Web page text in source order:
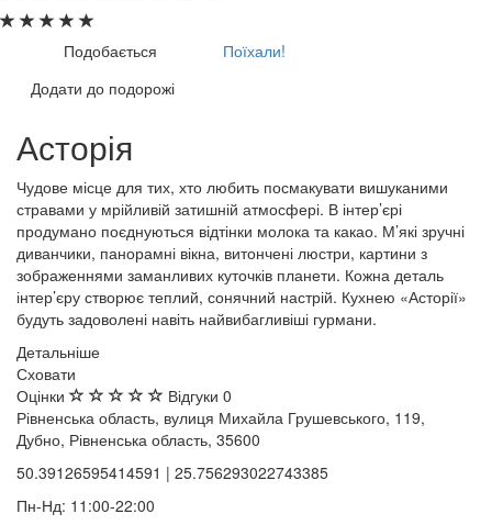
Подобається
Поїхали!
Додати до подорожі
Асторія
Чудове місце для тих, хто любить посмакувати вишуканими
стравами у мрійливій затишній атмосфері. В інтер’єрі
продумано поєднуються відтінки молока та какао. М’які зручні
диванчики, панорамні вікна, витончені люстри, картини з
зображеннями заманливих куточків планети. Кожна деталь
інтер’єру створює теплий, сонячний настрій. Кухнею «Асторії»
будуть задоволені навіть найвибагливіші гурмани.
Детальніше
Сховати
Оцінки
Відгуки 0
Рівненська область, вулиця Михайла Грушевського, 119,
Дубно, Рівненська область, 35600
50.39126595414591 | 25.756293022743385
Пн-Нд: 11:00-22:00